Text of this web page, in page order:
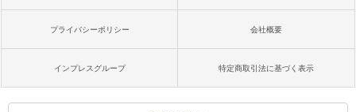
プライバシーポリシー 会社概要
インプレスグループ 特定商取引法に基づく表示